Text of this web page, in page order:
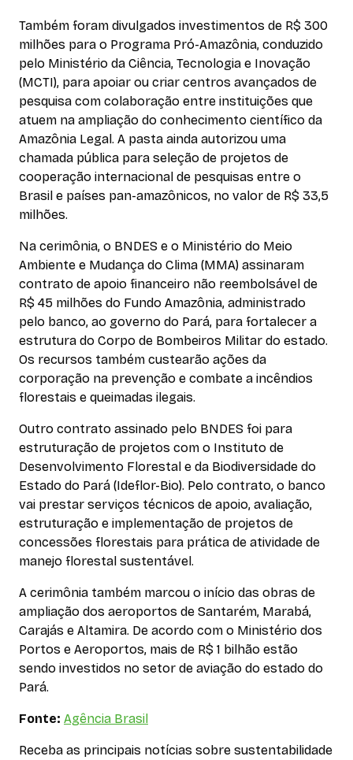
Também foram divulgados investimentos de R$ 300
milhões para o Programa Pró-Amazônia, conduzido
pelo Ministério da Ciência, Tecnologia e Inovação
(MCTI), para apoiar ou criar centros avançados de
pesquisa com colaboração entre instituições que
atuem na ampliação do conhecimento científico da
Amazônia Legal. A pasta ainda autorizou uma
chamada pública para seleção de projetos de
cooperação internacional de pesquisas entre o
Brasil e países pan-amazônicos, no valor de R$ 33,5
milhões.
Na cerimônia, o BNDES e o Ministério do Meio
Ambiente e Mudança do Clima (MMA) assinaram
contrato de apoio financeiro não reembolsável de
R$ 45 milhões do Fundo Amazônia, administrado
pelo banco, ao governo do Pará, para fortalecer a
estrutura do Corpo de Bombeiros Militar do estado.
Os recursos também custearão ações da
corporação na prevenção e combate a incêndios
florestais e queimadas ilegais.
Outro contrato assinado pelo BNDES foi para
estruturação de projetos com o Instituto de
Desenvolvimento Florestal e da Biodiversidade do
Estado do Pará (Ideflor-Bio). Pelo contrato, o banco
vai prestar serviços técnicos de apoio, avaliação,
estruturação e implementação de projetos de
concessões florestais para prática de atividade de
manejo florestal sustentável.
A cerimônia também marcou o início das obras de
ampliação dos aeroportos de Santarém, Marabá,
Carajás e Altamira. De acordo com o Ministério dos
Portos e Aeroportos, mais de R$ 1 bilhão estão
sendo investidos no setor de aviação do estado do
Pará.
Fonte: Agência Brasil
Receba as principais notícias sobre sustentabilidade